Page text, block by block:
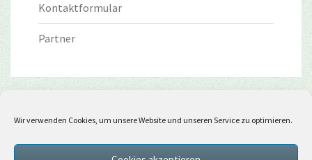
Wir verwenden Cookies, um unsere Website und unseren Service zu optimieren.
Kontaktformular
Partner